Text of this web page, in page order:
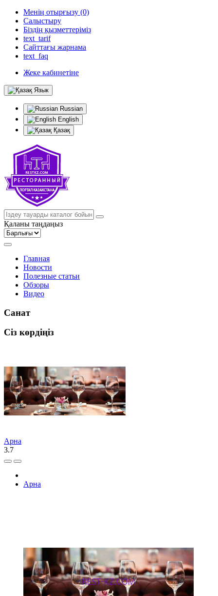
Менің отырғызу (0)
Салыстыру
Біздің қызметтеріміз
text_tarif
Сайттағы жарнама
text_faq
Жеке кабинетіне
Язык
Russian
English
Қазақ
Қаланы таңдаңыз
Главная
Новости
Полезные статьи
Обзоры
Видео
Санат
Сіз көрдіңіз
Арна
3.7
Арна